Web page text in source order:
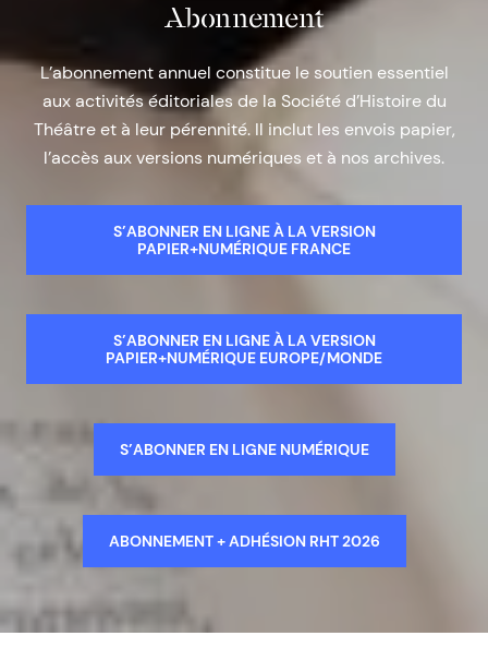
Abonnement
L’abonnement annuel constitue le soutien essentiel
aux activités éditoriales de la Société d’Histoire du
Théâtre et à leur pérennité. Il inclut les envois papier,
l’accès aux versions numériques et à nos archives.
S’ABONNER EN LIGNE À LA VERSION
PAPIER+NUMÉRIQUE FRANCE
S’ABONNER EN LIGNE À LA VERSION
PAPIER+NUMÉRIQUE EUROPE/MONDE
S’ABONNER EN LIGNE NUMÉRIQUE
ABONNEMENT + ADHÉSION RHT 2026